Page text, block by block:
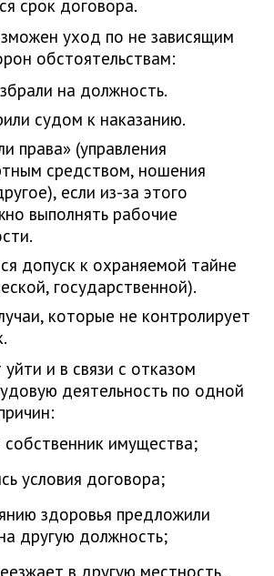
срок договора.
уход по не зависящим
обстоятельствам:
на должность.
судом к наказанию.
права» (управления
средством, ношения
если из-за этого
выполнять рабочие
допуск к охраняемой тайне
государственной).
которые не контролирует
и в связи с отказом
деятельность по одной
собственник имущества;
условия договора;
здоровья предложили
другую должность;
в другую местность.